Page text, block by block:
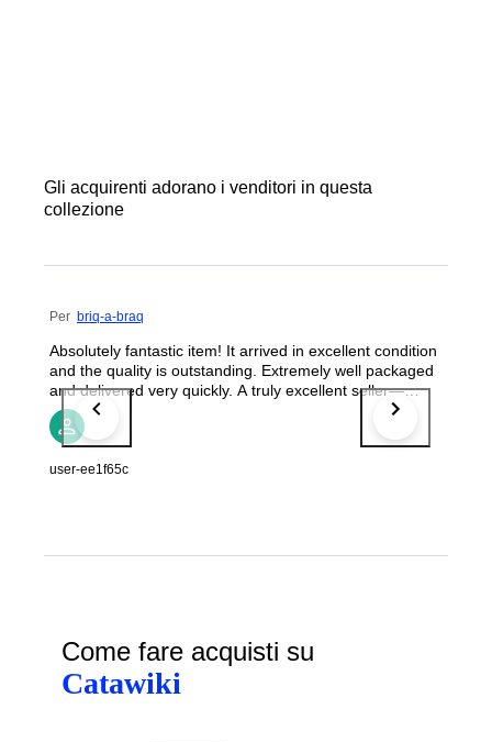
Gli acquirenti adorano i venditori in questa
collezione
Per briq-a-braq
Absolutely fantastic item! It arrived in excellent condition
and the quality is outstanding. Extremely well packaged
and delivered very quickly. A truly excellent seller—
highly recommended!!!
user-ee1f65c
Come fare acquisti su
Catawiki